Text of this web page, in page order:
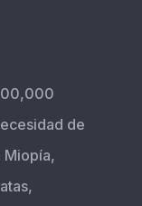
de
Miopía,